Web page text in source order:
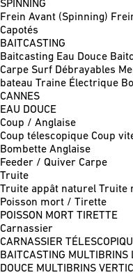
SPINNING
Frein Avant (Spinning)
Capotés
BAITCASTING
Baitcasting Eau Douce
Carpe Surf Débrayables
bateau Traine Électrique
CANNES
EAU DOUCE
Coup / Anglaise
Coup télescopique Coup
Bombette Anglaise
Feeder / Quiver Carpe
Truite
Truite appât naturel Truite
Poisson mort / Tirette
POISSON MORT TIRETTE
Carnassier
CARNASSIER
BAITCASTING MULTIBRINS
DOUCE MULTIBRINS